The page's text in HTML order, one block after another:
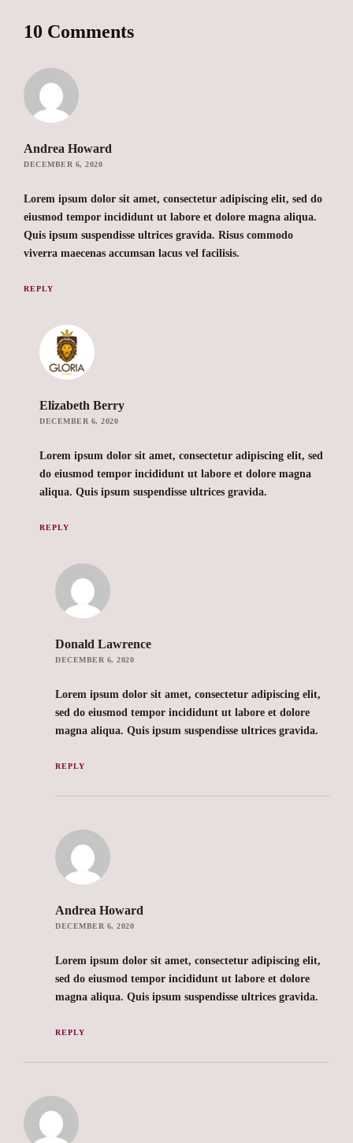
10 Comments
Andrea Howard
DECEMBER 6, 2020
Lorem ipsum dolor sit amet, consectetur adipiscing elit, sed do
eiusmod tempor incididunt ut labore et dolore magna aliqua.
Quis ipsum suspendisse ultrices gravida. Risus commodo
viverra maecenas accumsan lacus vel facilisis.
REPLY
Elizabeth Berry
DECEMBER 6, 2020
Lorem ipsum dolor sit amet, consectetur adipiscing elit, sed
do eiusmod tempor incididunt ut labore et dolore magna
aliqua. Quis ipsum suspendisse ultrices gravida.
REPLY
Donald Lawrence
DECEMBER 6, 2020
Lorem ipsum dolor sit amet, consectetur adipiscing elit,
sed do eiusmod tempor incididunt ut labore et dolore
magna aliqua. Quis ipsum suspendisse ultrices gravida.
REPLY
Andrea Howard
DECEMBER 6, 2020
Lorem ipsum dolor sit amet, consectetur adipiscing elit,
sed do eiusmod tempor incididunt ut labore et dolore
magna aliqua. Quis ipsum suspendisse ultrices gravida.
REPLY